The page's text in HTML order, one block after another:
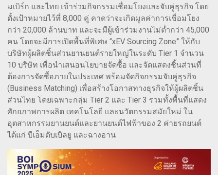
มเบิร์ก และไทย เข้าร่วมกิจกรรมเชื่อมโยงและจับคู่ธุรกิจ โดย
ตั้งเป้าหมายไว้ที่ 8,000 คู่ คาดว่าจะเกิดมูลค่าการเชื่อมโยง
กว่า 20,000 ล้านบาท และจะมีผู้เข้าร่วมงานไม่ต่ำกว่า 45,000
คน โดยจะมีการเปิดพื้นที่พิเศษ “xEV Sourcing Zone” ให้กับ
บริษัทผู้ผลิตชิ้นส่วนยานยนต์รายใหญ่ในระดับ Tier 1 จำนวน
10 บริษัท เพื่อนำเสนอนโยบายจัดซื้อ และจัดแสดงชิ้นส่วนที่
ต้องการจัดซื้อภายในประเทศ พร้อมจัดกิจกรรมจับคู่ธุรกิจ
(Business Matching) เพื่อสร้างโอกาสทางธุรกิจให้ผู้ผลิตชิ้น
ส่วนไทย โดยเฉพาะกลุ่ม Tier 2 และ Tier 3 รวมทั้งพื้นที่แสดง
ศักยภาพการผลิต เทคโนโลยี และนวัตกรรมสมัยใหม่ ใน
อุตสาหกรรมยานยนต์และยานยนต์ไฟฟ้าของ 2 ค่ายรถยนต์
ได้แก่ บีเอ็มดับเบิลยู และฉางอาน